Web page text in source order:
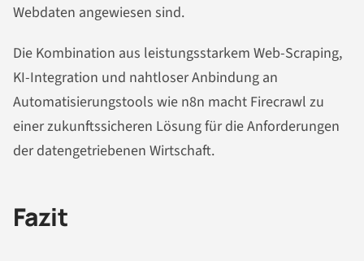
Webdaten angewiesen sind.
Die Kombination aus leistungsstarkem Web-Scraping,
KI-Integration und nahtloser Anbindung an
Automatisierungstools wie n8n macht Firecrawl zu
einer zukunftssicheren Lösung für die Anforderungen
der datengetriebenen Wirtschaft.
Fazit